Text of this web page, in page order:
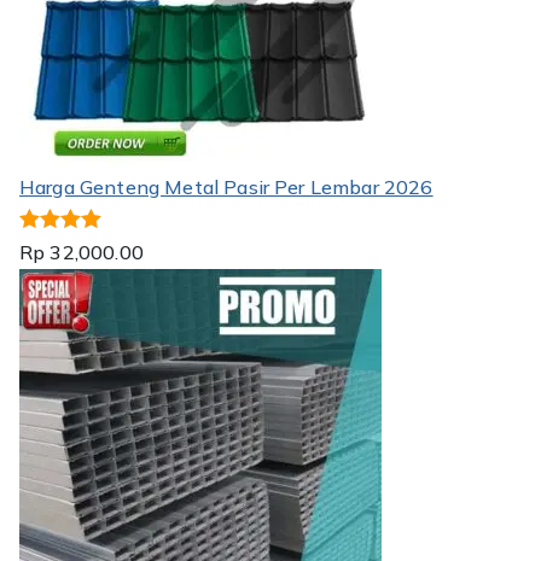
Harga Genteng Metal Pasir Per Lembar 2026
Dinilai 5.00
dari 5
Rp 32,000.00